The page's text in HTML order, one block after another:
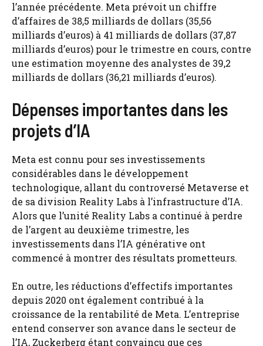
l’année précédente. Meta prévoit un chiffre
d’affaires de 38,5 milliards de dollars (35,56
milliards d’euros) à 41 milliards de dollars (37,87
milliards d’euros) pour le trimestre en cours, contre
une estimation moyenne des analystes de 39,2
milliards de dollars (36,21 milliards d’euros).
Dépenses importantes dans les
projets d’IA
Meta est connu pour ses investissements
considérables dans le développement
technologique, allant du controversé Metaverse et
de sa division Reality Labs à l’infrastructure d’IA.
Alors que l’unité Reality Labs a continué à perdre
de l’argent au deuxième trimestre, les
investissements dans l’IA générative ont
commencé à montrer des résultats prometteurs.
En outre, les réductions d’effectifs importantes
depuis 2020 ont également contribué à la
croissance de la rentabilité de Meta. L’entreprise
entend conserver son avance dans le secteur de
l’IA, Zuckerberg étant convaincu que ces